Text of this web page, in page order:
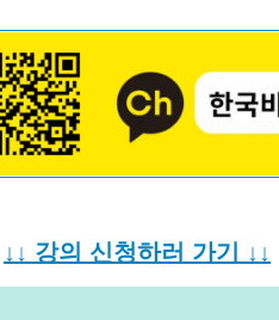
↓↓ 강의 신청하러 가기 ↓↓